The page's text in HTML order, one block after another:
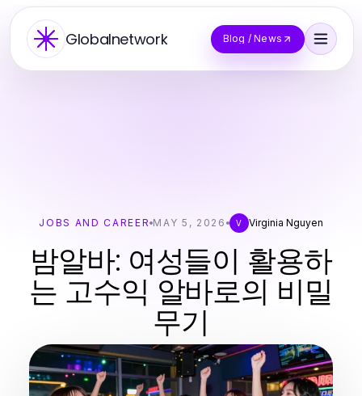
Globalnetwork Blog / News
JOBS AND CAREER MAY 5, 2026 V Virginia Nguyen
밤알바: 여성들이 활용하
는 고수익 알바로의 비밀
무기